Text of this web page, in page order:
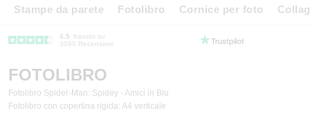
Stampe da parete Fotolibro Cornice per foto
4.5
basato su
3090 Recensioni
FOTOLIBRO
Fotolibro Spider-Man: Spidey - Amici in Blu
Fotolibro con copertina rigida: A4 verticale